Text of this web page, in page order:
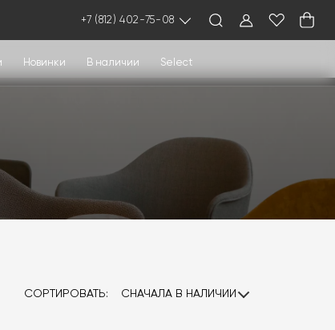
+7 (812) 402-75-08
Новинки В наличии Select
СОРТИРОВАТЬ: СНАЧАЛА В НАЛИЧИИ